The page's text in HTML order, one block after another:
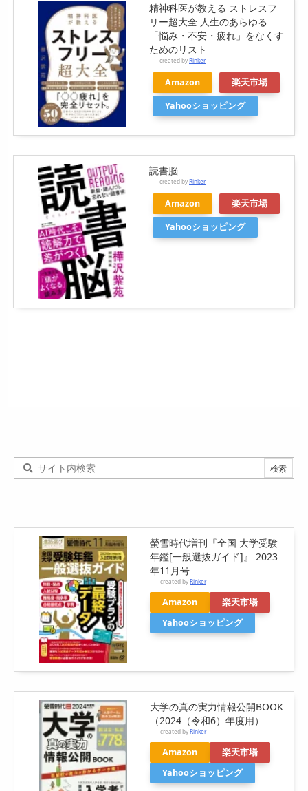
精神科医が教える ストレスフ
リー超大全 人生のあらゆる
「悩み・不安・疲れ」をなくす
ためのリスト
created byRinker
Amazon
楽天市場
Yahooショッピング
読書脳
created byRinker
Amazon
楽天市場
Yahooショッピング
螢雪時代増刊『全国 大学受験
年鑑[一般選抜ガイド]』 2023
年11月号
created byRinker
Amazon
楽天市場
Yahooショッピング
大学の真の実力情報公開BOOK
（2024（令和6）年度用）
created by Rinker
Amazon
楽天市場
Yahooショッピング